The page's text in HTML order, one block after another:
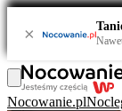
×
Nocowanie.pl